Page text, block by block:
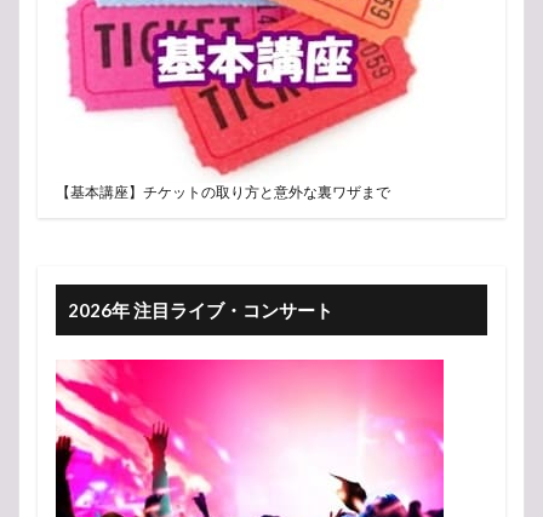
【基本講座】チケットの取り方と意外な裏ワザまで
2026年 注目ライブ・コンサート